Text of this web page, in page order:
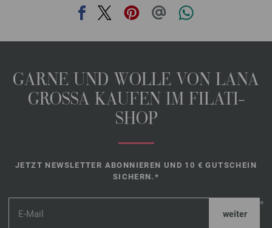
GARNE UND WOLLE VON LANA
GROSSA KAUFEN IM FILATI-
SHOP
JETZT NEWSLETTER ABONNIEREN UND 10 € GUTSCHEIN
SICHERN.*
*